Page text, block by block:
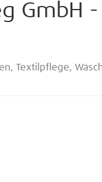
GmbH
Textilpflege,